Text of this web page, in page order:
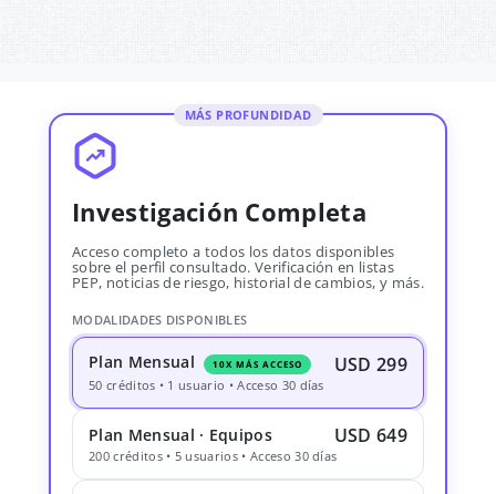
MÁS PROFUNDIDAD
Investigación Completa
Acceso completo a todos los datos disponibles
sobre el perfil consultado. Verificación en listas
PEP, noticias de riesgo, historial de cambios, y más.
MODALIDADES DISPONIBLES
Plan Mensual 10X MÁS ACCESO USD 299
50 créditos • 1 usuario • Acceso 30 días
Plan Mensual · Equipos USD 649
200 créditos • 5 usuarios • Acceso 30 días